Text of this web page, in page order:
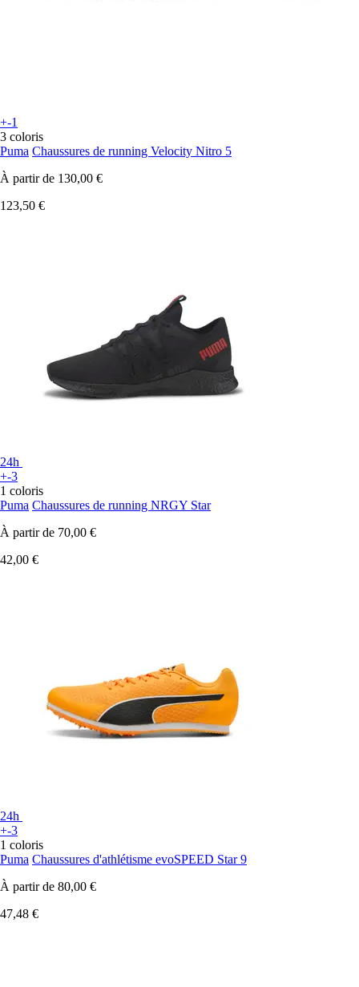
+-1
3 coloris
Puma Chaussures de running Velocity Nitro 5
À partir de 130,00 €
123,50 €
24h
+-3
1 coloris
Puma Chaussures de running NRGY Star
À partir de 70,00 €
42,00 €
24h
+-3
1 coloris
Puma Chaussures d'athlétisme evoSPEED Star 9
À partir de 80,00 €
47,48 €